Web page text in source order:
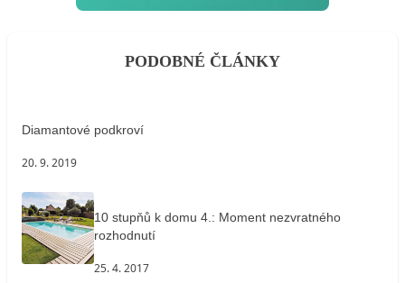
PODOBNÉ ČLÁNKY
Diamantové podkroví
20. 9. 2019
10 stupňů k domu 4.: Moment nezvratného
rozhodnutí
25. 4. 2017